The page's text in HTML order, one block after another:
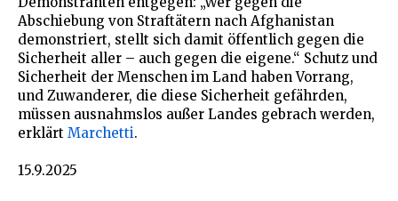
Abschiebung von Straftätern nach Afghanistan
demonstriert, stellt sich damit öffentlich gegen die
Sicherheit aller – auch gegen die eigene.“ Schutz und
Sicherheit der Menschen im Land haben Vorrang,
und Zuwanderer, die diese Sicherheit gefährden,
müssen ausnahmslos außer Landes gebrach werden,
erklärt Marchetti.
15.9.2025